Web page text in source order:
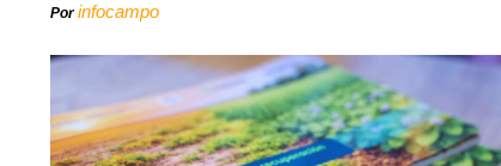
Porinfocampo